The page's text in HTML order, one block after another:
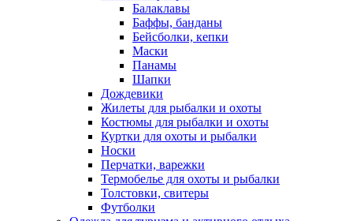
Балаклавы
Баффы, банданы
Бейсболки, кепки
Маски
Панамы
Шапки
Дождевики
Жилеты для рыбалки и охоты
Костюмы для рыбалки и охоты
Куртки для охоты и рыбалки
Носки
Перчатки, варежки
Термобелье для охоты и рыбалки
Толстовки, свитеры
Футболки